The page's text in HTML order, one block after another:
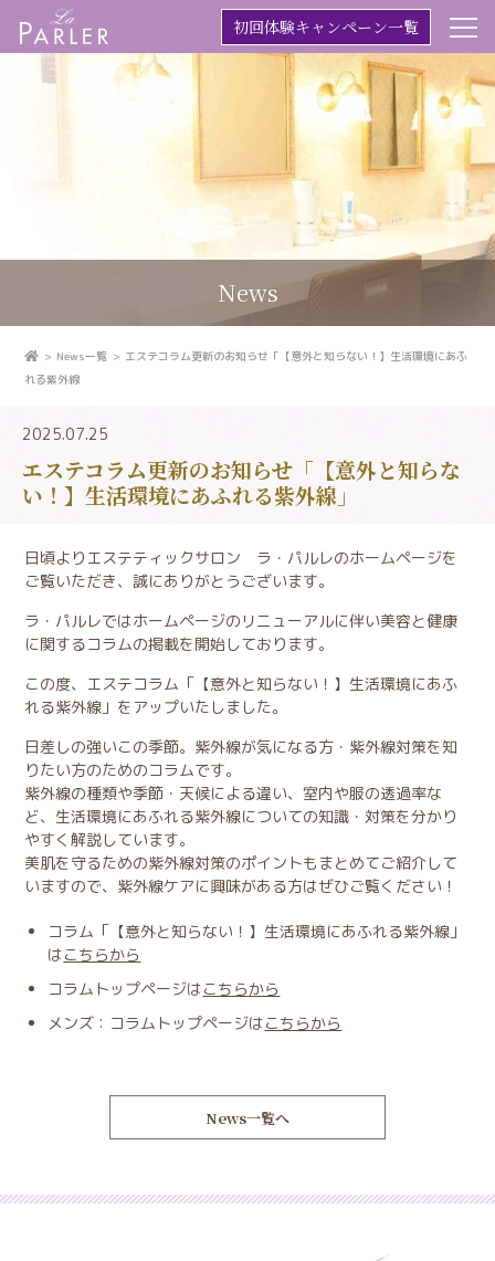
初回体験キャンペーン一覧
News
News一覧
エステコラム更新のお知らせ「【意外と知らない！】生活環境にあふ
れる紫外線
2025.07.25
エステコラム更新のお知らせ「【意外と知らな
い！】生活環境にあふれる紫外線」
日頃よりエステティックサロン ラ・パルレのホームページを
ご覧いただき、誠にありがとうございます。
ラ・パルレではホームページのリニューアルに伴い美容と健康
に関するコラムの掲載を開始しております。
この度、エステコラム「【意外と知らない！】生活環境にあふ
れる紫外線」をアップいたしました。
日差しの強いこの季節。紫外線が気になる方・紫外線対策を知
りたい方のためのコラムです。
紫外線の種類や季節・天候による違い、室内や服の透過率な
ど、生活環境にあふれる紫外線についての知識・対策を分かり
やすく解説しています。
美肌を守るための紫外線対策のポイントもまとめてご紹介して
いますので、紫外線ケアに興味がある方はぜひご覧ください！
コラム「【意外と知らない！】生活環境にあふれる紫外線」
はこちらから
コラムトップページはこちらから
メンズ：コラムトップページはこちらから
News一覧へ